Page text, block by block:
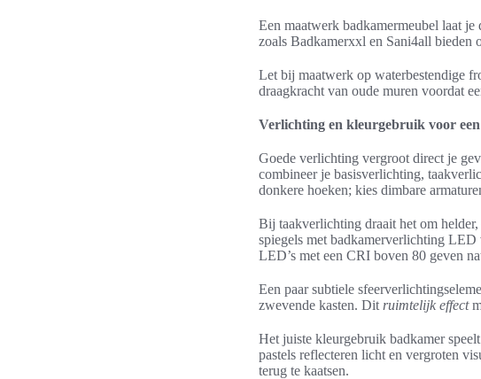
Een maatwerk badkamermeubel laat
zoals Badkamerxxl en Sani4all bieden
Let bij maatwerk op waterbestendige
draagkracht van oude muren voordat
Verlichting en kleurgebruik voor
Goede verlichting vergroot direct je
combineer je basisverlichting,
donkere hoeken; kies dimbare
Bij taakverlichting draait het om
spiegels met badkamerverlichting
LED’s met een CRI boven 80 geven
Een paar subtiele
zwevende kasten. Dit ruimtelijk effect
Het juiste kleurgebruik badkamer
pastels reflecteren licht en vergroten
terug te kaatsen.